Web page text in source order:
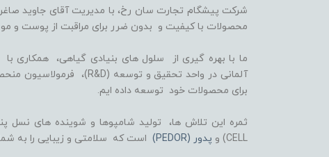
شرکت پیشگام تجارت سان رخ، با مدیریت آقای جاوید
محصولات با کیفیت و بدون ضرر برای مراقبت از پوست و
برای محصولات خود توسعه داده ایم.
CELL) و
پدور (PEDOR) است که سلامتی و زیبایی را به